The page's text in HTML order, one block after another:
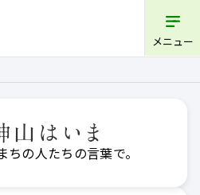
メニュー
ちの人たちの言葉で。